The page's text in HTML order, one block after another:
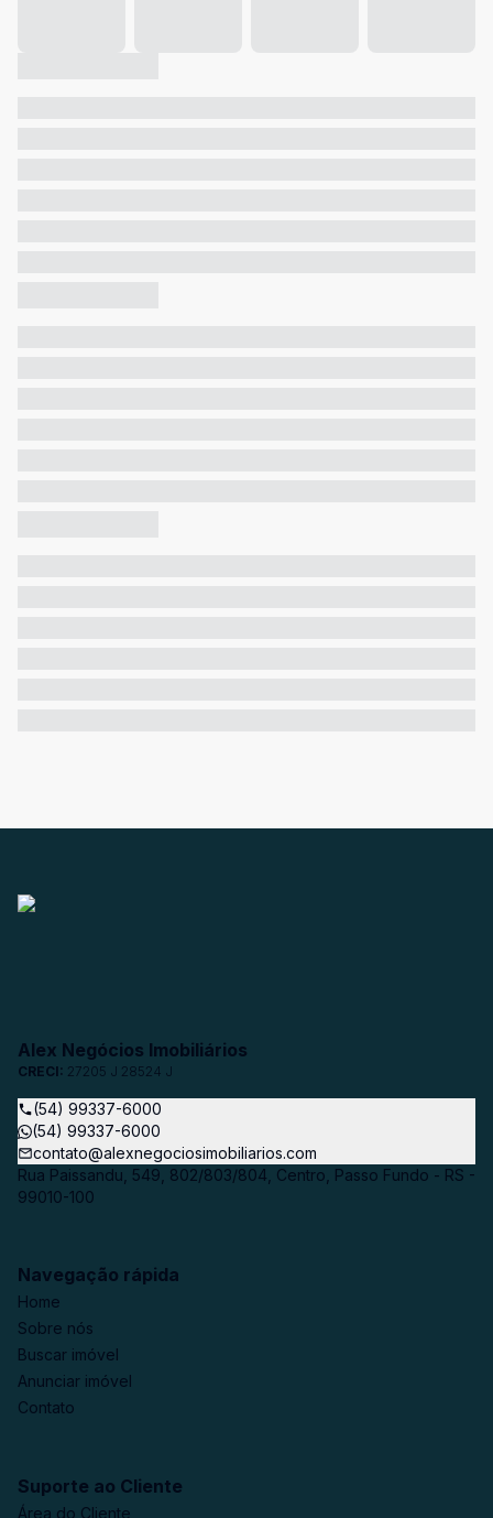
Alex Negócios Imobiliários
CRECI: 27205 J 28524 J
(54) 99337-6000
(54) 99337-6000
contato@alexnegociosimobiliarios.com
Rua Paissandu, 549, 802/803/804, Centro, Passo Fundo - RS -
99010-100
Navegação rápida
Home
Sobre nós
Buscar imóvel
Anunciar imóvel
Contato
Suporte ao Cliente
Área do Cliente